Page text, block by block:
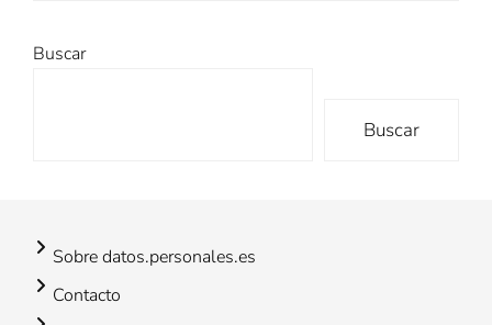
Buscar
Buscar
Sobre datos.personales.es
Contacto